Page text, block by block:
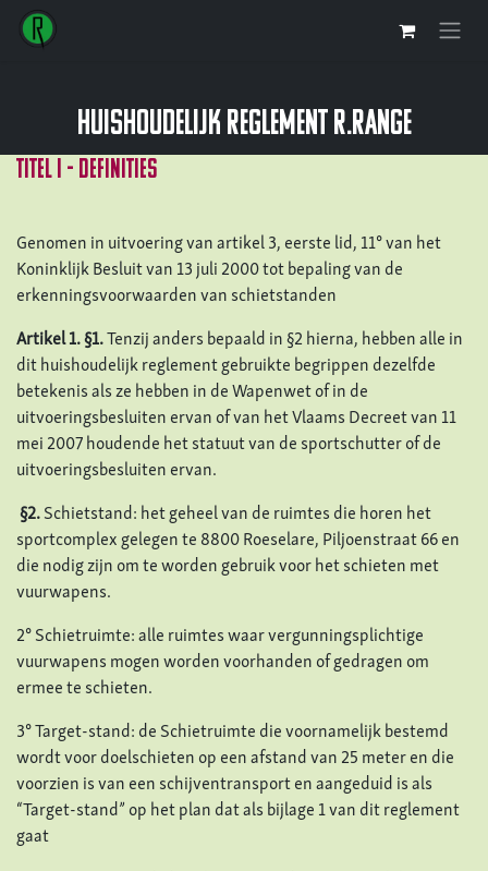
Se rendre au contenu
huishoudelijk reglement r.range
TITEL I - definities
Genomen in uitvoering van artikel 3, eerste lid, 11° van het
Koninklijk Besluit van 13 juli 2000 tot bepaling van de
erkenningsvoorwaarden van schietstanden
Artikel 1. §1. Tenzij anders bepaald in §2 hierna, hebben alle in
dit huishoudelijk reglement gebruikte begrippen dezelfde
betekenis als ze hebben in de Wapenwet of in de
uitvoeringsbesluiten ervan of van het Vlaams Decreet van 11
mei 2007 houdende het statuut van de sportschutter of de
uitvoeringsbesluiten ervan.
§2. Schietstand: het geheel van de ruimtes die horen het
sportcomplex gelegen te 8800 Roeselare, Piljoenstraat 66 en
die nodig zijn om te worden gebruik voor het schieten met
vuurwapens.
2° Schietruimte: alle ruimtes waar vergunningsplichtige
vuurwapens mogen worden voorhanden of gedragen om
ermee te schieten.
3° Target-stand: de Schietruimte die voornamelijk bestemd
wordt voor doelschieten op een afstand van 25 meter en die
voorzien is van een schijventransport en aangeduid is als
“Target-stand” op het plan dat als bijlage 1 van dit reglement
gaat